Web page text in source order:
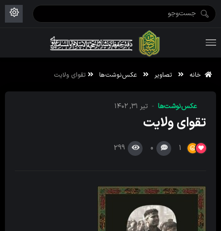
خانه تصاویر عکس‌نوشت‌ها تقوای ولایت
عکس‌نوشت‌ها تیر ۳۱, ۱۴۰۲
تقوای ولایت
1
0
299